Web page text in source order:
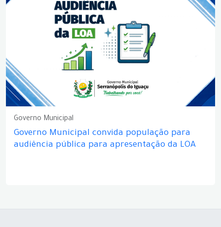
Governo Municipal
Governo Municipal convida população para
audiência pública para apresentação da LOA